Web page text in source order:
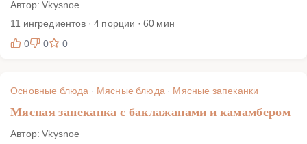
Автор: Vkysnoe
11 ингредиентов · 4 порции · 60 мин
0
0 0
Основные блюда · Мясные блюда· Мясные запеканки
Мясная запеканка с баклажанами и камамбером
Автор: Vkysnoe